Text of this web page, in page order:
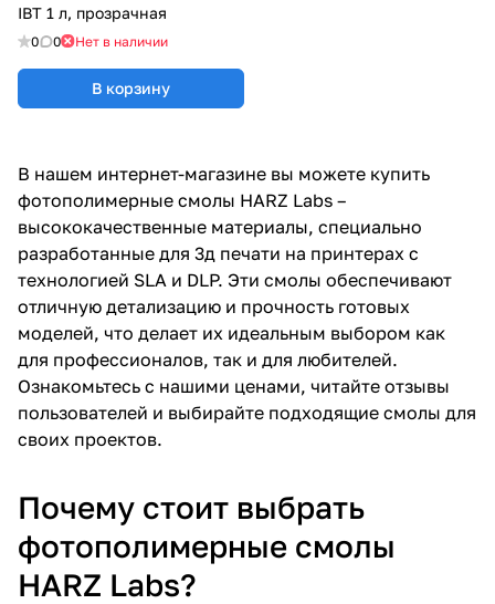
IBT 1 л, прозрачная
0 0 Нет в наличии
В корзину
В нашем интернет-магазине вы можете купить
фотополимерные смолы HARZ Labs –
высококачественные материалы, специально
разработанные для 3д печати на принтерах с
технологией SLA и DLP. Эти смолы обеспечивают
отличную детализацию и прочность готовых
моделей, что делает их идеальным выбором как
для профессионалов, так и для любителей.
Ознакомьтесь с нашими ценами, читайте отзывы
пользователей и выбирайте подходящие смолы для
своих проектов.
Почему стоит выбрать
фотополимерные смолы
HARZ Labs?